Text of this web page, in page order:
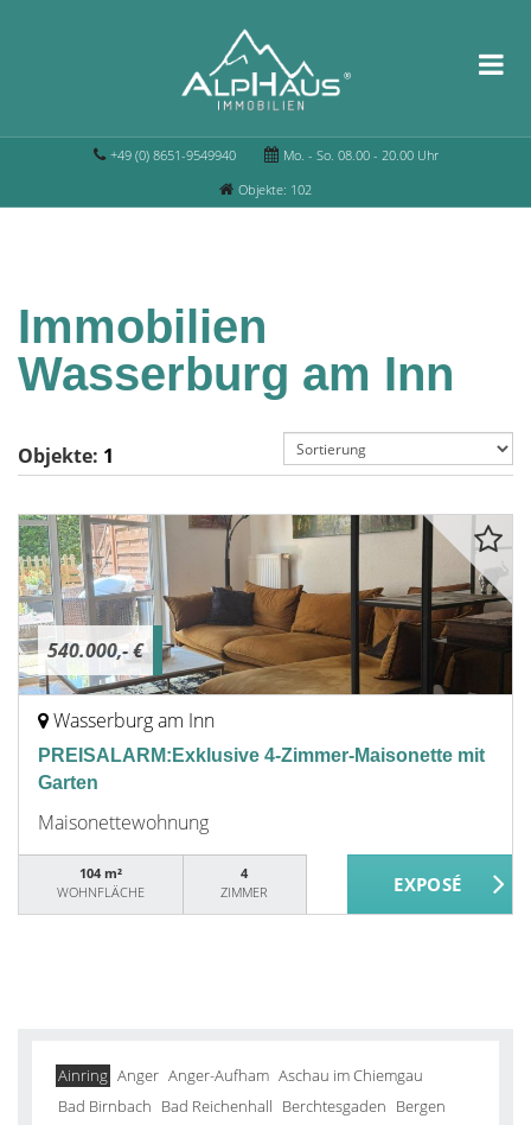
+49 (0) 8651-9549940
Mo. - So. 08.00 - 20.00 Uhr
Objekte: 102
Immobilien
Wasserburg am Inn
Objekte: 1
540.000,- €
Wasserburg am Inn
PREISALARM:Exklusive 4-Zimmer-Maisonette mit
Garten
Maisonettewohnung
104 m²
WOHNFLÄCHE
4
ZIMMER
Ainring Anger Anger-Aufham Aschau im Chiemgau
Bad Birnbach Bad Reichenhall Berchtesgaden Bergen